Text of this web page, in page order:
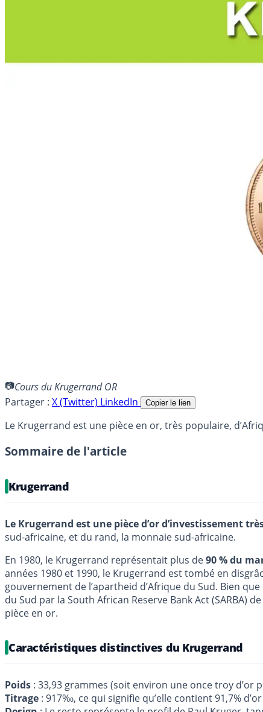
Cours du Krugerrand OR
Partager : X (Twitter) LinkedIn Copier le lien
Le Krugerrand est une pièce en or, très populaire,
Sommaire de l'article
Krugerrand
Le Krugerrand est une pièce d’or d’investissement
sud-africaine, et du rand, la monnaie sud-africaine.
En 1980, le Krugerrand représentait plus de90 % du
années 1980 et 1990, le Krugerrand est tombé en
gouvernement de l’apartheid d’Afrique du Sud. Bien
du Sud par la South African Reserve Bank Act (SARBA)
pièce en or.
Caractéristiques distinctives du Krugerrand
Poids : 33,93 grammes (soit environ une once troy d’or
Titrage : 917‰, ce qui signifie qu’elle contient 91,7%